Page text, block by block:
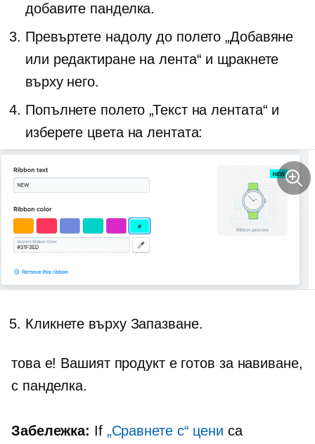
добавите панделка.
Превъртете надолу до полето „Добавяне
или редактиране на лента“ и щракнете
върху него.
Попълнете полето „Текст на лентата“ и
изберете цвета на лентата:
Кликнете върху Запазване.
това е! Вашият продукт е готов за навиване,
с панделка.
Забележка: If „Сравнете с“ цени са